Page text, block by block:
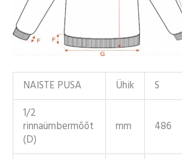
NAISTE PUSA Ühik S
1/2
rinnaümbermõõt
(D)
mm 486